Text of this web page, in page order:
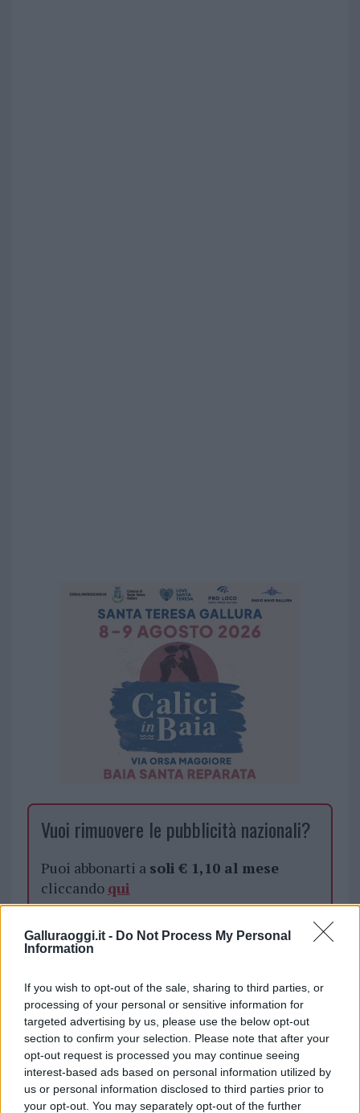
Galluraoggi.it - Do Not Process My Personal
Information
If you wish to opt-out of the sale, sharing to third parties, or
processing of your personal or sensitive information for
targeted advertising by us, please use the below opt-out
section to confirm your selection. Please note that after your
opt-out request is processed you may continue seeing
interest-based ads based on personal information utilized by
us or personal information disclosed to third parties prior to
your opt-out. You may separately opt-out of the further
Vuoi rimuovere le pubblicità nazionali?
Puoi abbonarti a soli € 1,10 al mese
cliccando qui
Sei già abbonato?
sezioneLogindal menù del sito o
cliccandoqui
TEMI: Natale Santa Teresa
Notizie Santa Teresa
Vetrine Più Belle Santa Teresa